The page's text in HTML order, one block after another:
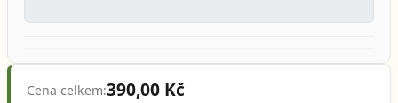
Cena celkem:390,00 Kč